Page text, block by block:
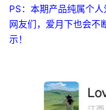
PS：本期产品纯属个
网友们，爱月下也会不
示！